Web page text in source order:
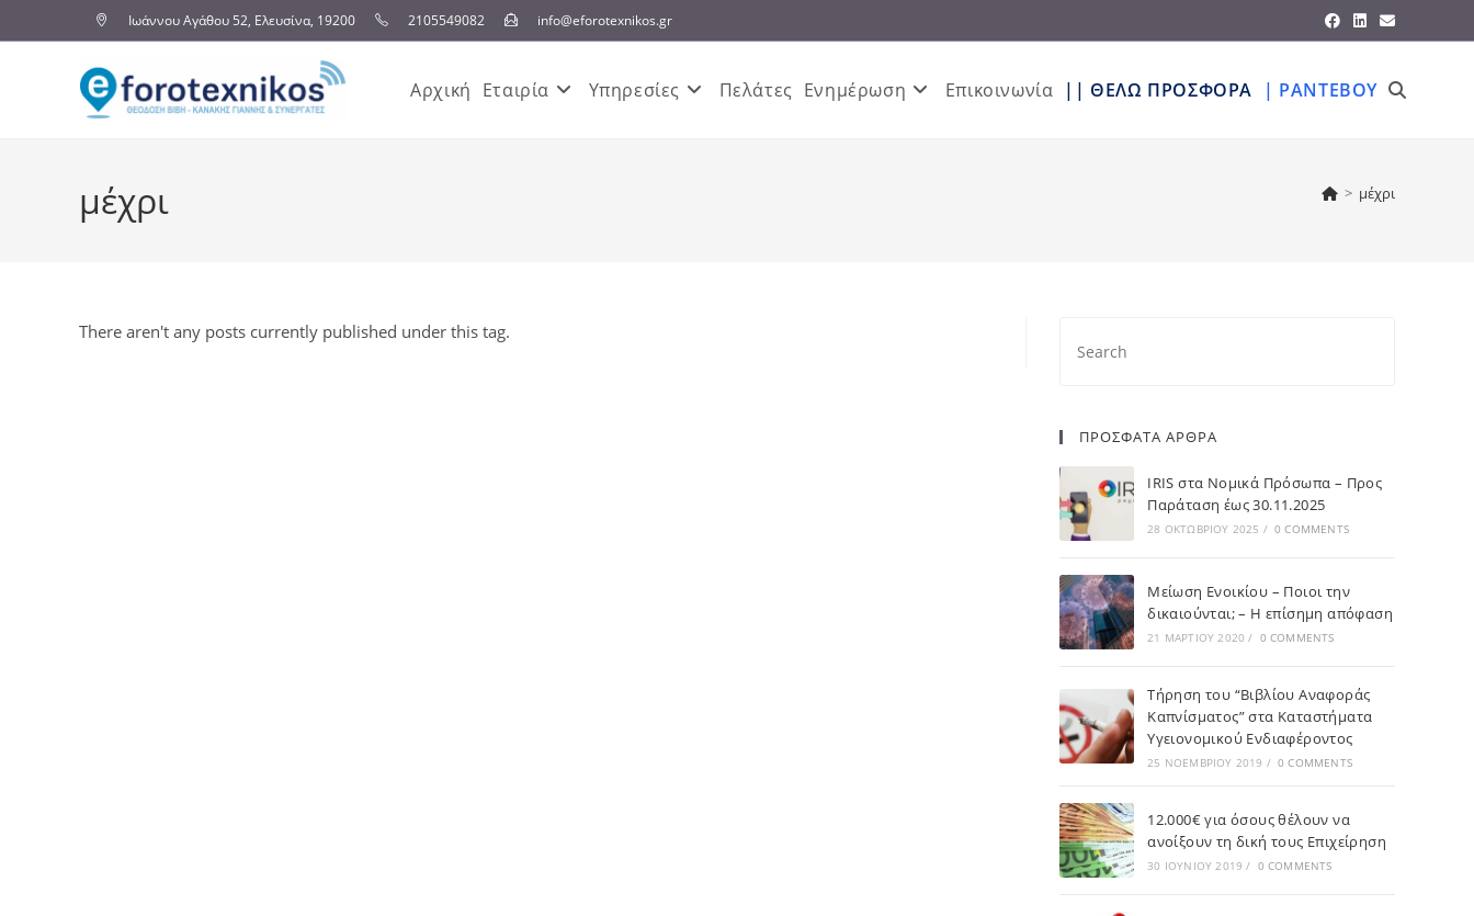
Ιωάννου Αγάθου 52, Ελευσίνα, 19200 2105549082 info@eforotexnikos.gr
Αρχική Εταιρία Υπηρεσίες Πελάτες Ενημέρωση Επικοινωνία || ΘΕΛΩ ΠΡΟΣΦΟΡΑ | ΡΑΝΤΕΒΟΥ
μέχρι > μέχρι
There aren't any posts currently published under this tag.
ΠΡΟΣΦΑΤΑ ΑΡΘΡΑ
IRIS στα Νομικά Πρόσωπα – Προς
Παράταση έως 30.11.2025
28 ΟΚΤΩΒΡΊΟΥ 2025 / 0 COMMENTS
Μείωση Ενοικίου – Ποιοι την
δικαιούνται; – Η επίσημη απόφαση
21 ΜΑΡΤΊΟΥ 2020 / 0 COMMENTS
Τήρηση του “Βιβλίου Αναφοράς
Καπνίσματος” στα Καταστήματα
Υγειονομικού Ενδιαφέροντος
25 ΝΟΕΜΒΡΊΟΥ 2019 / 0 COMMENTS
12.000€ για όσους θέλουν να
ανοίξουν τη δική τους Επιχείρηση
30 ΙΟΥΝΊΟΥ 2019 / 0 COMMENTS